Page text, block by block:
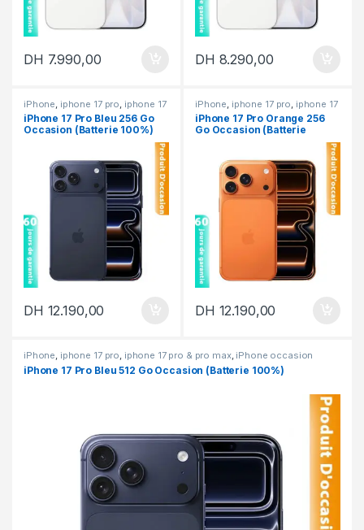
DH 7.990,00 DH 8.290,00
iPhone iphone 17 pro iphone 17
pro & pro max iPhone occasion
iPhone 17 Pro Bleu 256 Go
Occasion (Batterie 100%)
DH 12.190,00
iPhone iphone 17 pro iphone 17
pro & pro max iPhone occasion
iPhone 17 Pro Orange 256
Go Occasion (Batterie
DH 12.190,00
iPhone, iphone 17 pro, iphone 17 pro & pro max, iPhone occasion
iPhone 17 Pro Bleu 512 Go Occasion (Batterie 100%)